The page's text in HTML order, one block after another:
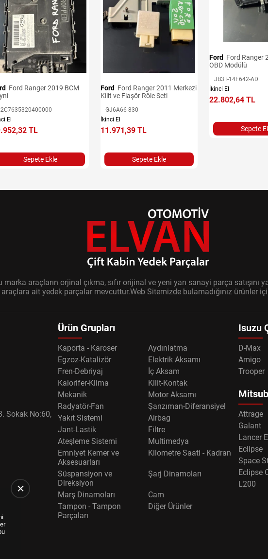
El
TL
Sepete Ekle
Ford
Kilit ve Flaşör Röle Seti
GJ6A66 830
İkinci El
11.971,39 TL
Sepete Ekle
Ford
OBD Modülü
JB3T-14F642-AD
İkinci El
22.802,64 TL
Sepete
araçların orjinal çıkma, sıfır orijinal ve yeni yan sanayi parça satışını
ait yedek parçalar mevcuttur.Web Sitemizde bulamadığınız ürünler
Sokak No:60,
Ürün Grupları
Kaporta - Karoser
Aydınlatma
Egzoz-Katalizör
Elektrik Aksamı
Fren-Debriyaj
İç Aksam
Kalorifer-Klima
Kilit-Kontak
Mekanik
Motor Aksamı
Radyatör-Fan
Şanzıman-Diferansiyel
Yakıt Sistemi
Airbag
Jant-Lastik
Filtre
Ateşleme Sistemi
Multimedya
Emniyet Kemer ve
Aksesuarları
Kilometre Saati - Kadran
Süspansiyon ve
Direksiyon
Şarj Dinamoları
Marş Dinamoları
Cam
Tampon - Tampon
Parçaları
Diğer Ürünler
Isuzu
D-Max
Amigo
Trooper
Attrage
Galant
Lancer
Eclipse
Space
Eclipse
L200